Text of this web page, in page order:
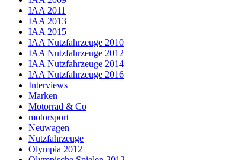
IAA 2011
IAA 2013
IAA 2015
IAA Nutzfahrzeuge 2010
IAA Nutzfahrzeuge 2012
IAA Nutzfahrzeuge 2014
IAA Nutzfahrzeuge 2016
Interviews
Marken
Motorrad & Co
motorsport
Neuwagen
Nutzfahrzeuge
Olympia 2012